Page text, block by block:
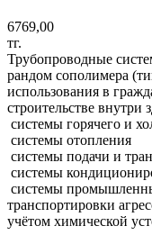
6769,00
тг.
Трубопроводные
рандом сополимера
использования в
строительстве
системы горячего и
системы отопления
системы подачи и
системы
системы
транспортировки
учётом химической